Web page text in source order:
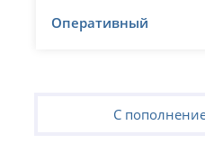
Оперативный
С